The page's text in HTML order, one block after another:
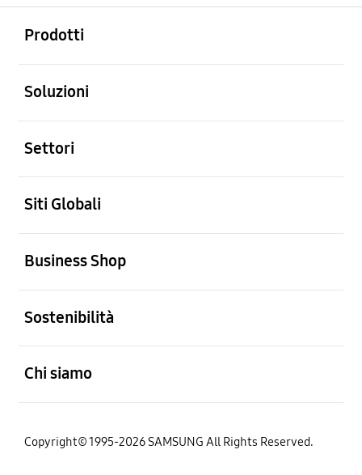
Prodotti
Soluzioni
Settori
Siti Globali
Business Shop
Sostenibilità
Chi siamo
Copyright© 1995-2026 SAMSUNG All Rights Reserved.